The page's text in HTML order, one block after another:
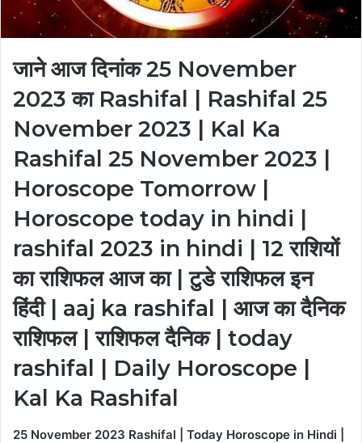
जाने आज दिनांक 25 November
2023 का Rashifal | Rashifal 25
November 2023 | Kal Ka
Rashifal 25 November 2023 |
Horoscope Tomorrow |
Horoscope today in hindi |
rashifal 2023 in hindi | 12 राशियों
का राशिफल आज का | टुडे राशिफल इन
हिंदी | aaj ka rashifal | आज का दैनिक
राशिफल | राशिफल दैनिक | today
rashifal | Daily Horoscope |
Kal Ka Rashifal
25 November 2023 Rashifal | Today Horoscope in Hindi |